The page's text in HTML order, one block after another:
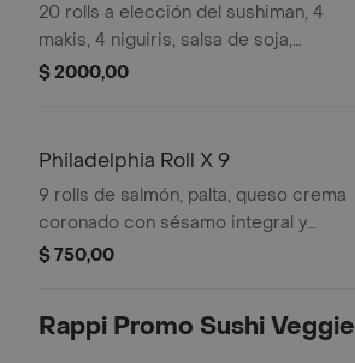
20 rolls a elección del sushiman, 4
makis, 4 niguiris, salsa de soja,
wasabi, jengibre, palitos.
$ 2000,00
Philadelphia Roll X 9
9 rolls de salmón, palta, queso crema
coronado con sésamo integral y
negro, salsa de soja, wasabi, jengibre,
$ 750,00
Rappi Promo Sushi Veggie